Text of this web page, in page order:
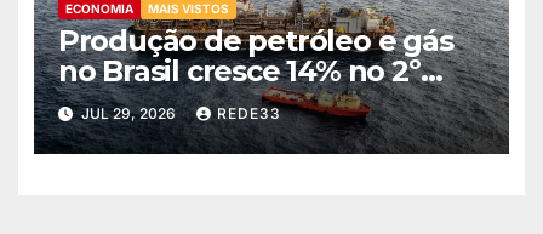
ECONOMIA MAIS VISTOS
Produção de petróleo e gás
no Brasil cresce 14% no 2º
trimestre
JUL 29, 2026 REDE33